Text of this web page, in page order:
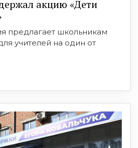
акцию «Дети
предлагает школьникам
учителей на один от